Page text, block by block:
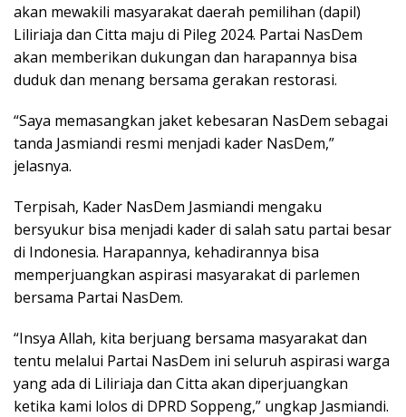
akan mewakili masyarakat daerah pemilihan (dapil)
Liliriaja dan Citta maju di Pileg 2024. Partai NasDem
akan memberikan dukungan dan harapannya bisa
duduk dan menang bersama gerakan restorasi.
“Saya memasangkan jaket kebesaran NasDem sebagai
tanda Jasmiandi resmi menjadi kader NasDem,”
jelasnya.
Terpisah, Kader NasDem Jasmiandi mengaku
bersyukur bisa menjadi kader di salah satu partai besar
di Indonesia. Harapannya, kehadirannya bisa
memperjuangkan aspirasi masyarakat di parlemen
bersama Partai NasDem.
“Insya Allah, kita berjuang bersama masyarakat dan
tentu melalui Partai NasDem ini seluruh aspirasi warga
yang ada di Liliriaja dan Citta akan diperjuangkan
ketika kami lolos di DPRD Soppeng,” ungkap Jasmiandi.